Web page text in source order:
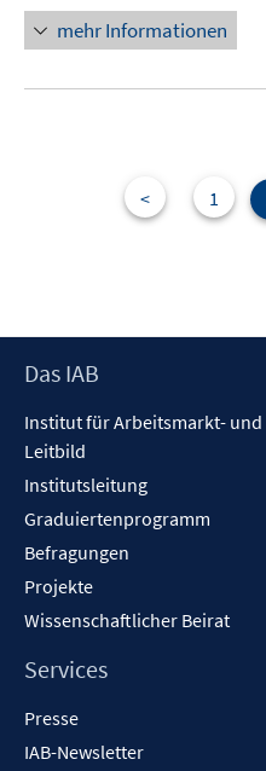
mehr Informationen
< 1
Footer
Das IAB
Institut für Arbeitsmarkt- und
Leitbild
Institutsleitung
Graduiertenprogramm
Befragungen
Projekte
Wissenschaftlicher Beirat
Services
Presse
IAB-Newsletter